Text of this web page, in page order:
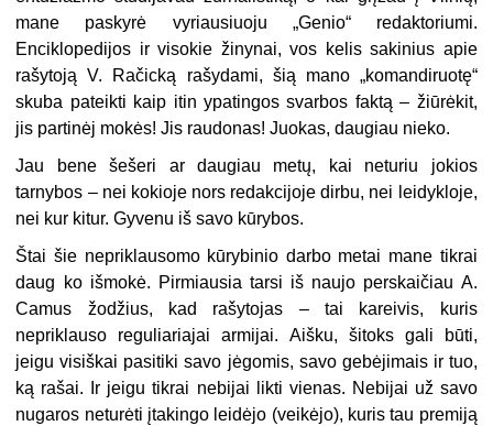
mane paskyrė vyriausiuoju „Genio“ redaktoriumi.
Enciklopedijos ir visokie žinynai, vos kelis sakinius apie
rašytoją V. Račicką rašydami, šią mano „komandiruotę“
skuba pateikti kaip itin ypatingos svarbos faktą – žiūrėkit,
jis partinėj mokės! Jis raudonas! Juokas, daugiau nieko.
Jau bene šešeri ar daugiau metų, kai neturiu jokios
tarnybos – nei kokioje nors redakcijoje dirbu, nei leidykloje,
nei kur kitur. Gyvenu iš savo kūrybos.
Štai šie nepriklausomo kūrybinio darbo metai mane tikrai
daug ko išmokė. Pirmiausia tarsi iš naujo perskaičiau A.
Camus žodžius, kad rašytojas – tai kareivis, kuris
nepriklauso reguliariajai armijai. Aišku, šitoks gali būti,
jeigu visiškai pasitiki savo jėgomis, savo gebėjimais ir tuo,
ką rašai. Ir jeigu tikrai nebijai likti vienas. Nebijai už savo
nugaros neturėti įtakingo leidėjo (veikėjo), kuris tau premiją